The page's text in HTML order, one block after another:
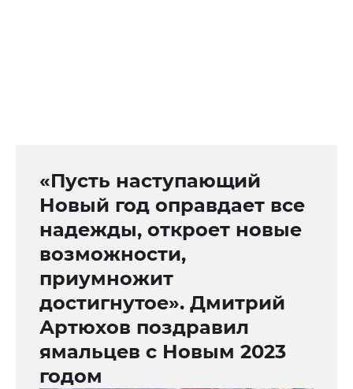
«Пусть наступающий
Новый год оправдает все
надежды, откроет новые
возможности,
приумножит
достигнутое». Дмитрий
Артюхов поздравил
ямальцев с Новым 2023
годом